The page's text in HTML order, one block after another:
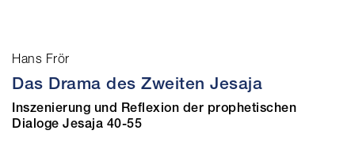
Hans Frör
Das Drama des Zweiten Jesaja
Inszenierung und Reflexion der prophetischen
Dialoge Jesaja 40-55